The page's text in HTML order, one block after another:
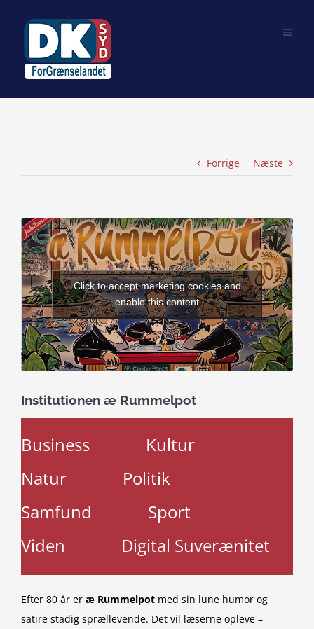
Forrige Næste
View
Larger
Image
Click to accept marketing cookies and
enable this content
Institutionen æ Rummelpot
Business
Kultur
Natur
Politik
Samfund
Sport
Viden
Digital Suverænitet
Efter 80 år er æ Rummelpot med sin lune humor og
satire stadig sprællevende. Det vil læserne opleve –